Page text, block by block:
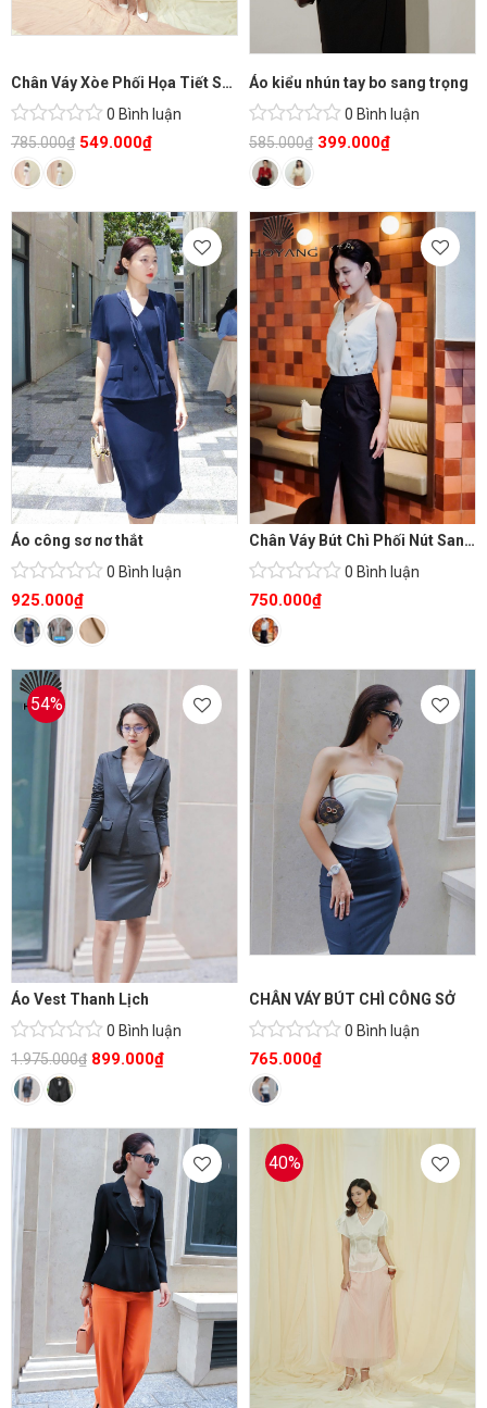
Chân Váy Xòe Phối Họa Tiết Sành Điệu
0 Bình luận
785.000₫ 549.000₫
Áo kiểu nhún tay bo sang trọng
0 Bình luận
585.000₫ 399.000₫
Áo công sơ nơ thắt
0 Bình luận
925.000₫
Chân Váy Bút Chì Phối Nút Sang Trọng
0 Bình luận
750.000₫
54%
Áo Vest Thanh Lịch
0 Bình luận
1.975.000₫ 899.000₫
CHÂN VÁY BÚT CHÌ CÔNG SỞ
0 Bình luận
765.000₫
40%